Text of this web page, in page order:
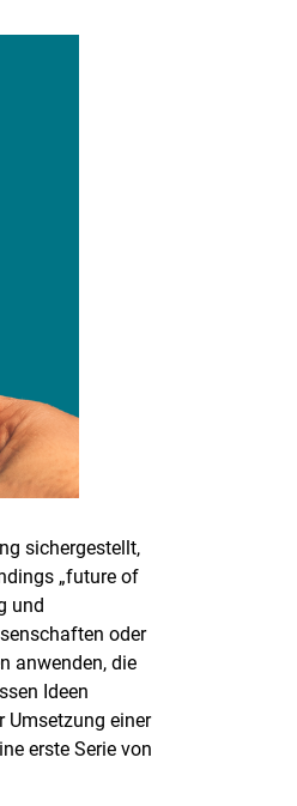
sichergestellt,
„future of
und
oder
anwenden, die
Ideen
Umsetzung einer
erste Serie von